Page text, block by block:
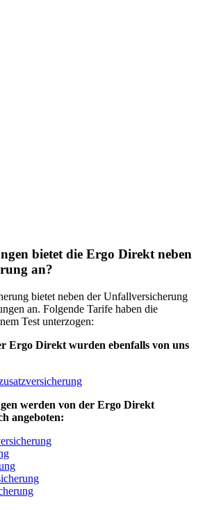
bietet die Ergo Direkt neben
an?
bietet neben der Unfallversicherung
an. Folgende Tarife haben die
Test unterzogen:
Ergo Direkt wurden ebenfalls von uns
werden von der Ergo Direkt
angeboten: